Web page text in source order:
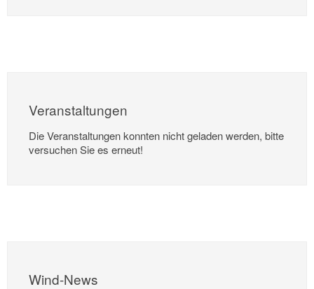
Veranstaltungen
Die Veranstaltungen konnten nicht geladen werden, bitte
versuchen Sie es erneut!
Wind-News